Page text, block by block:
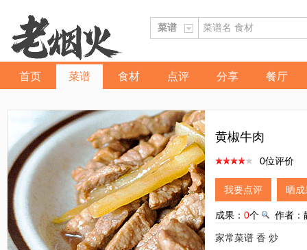
首页 菜谱 食材 点评 分享 餐厅
黄椒牛肉
0位评价
我要点评 晒成
成果： 0个 作者
家常菜谱 香 炒